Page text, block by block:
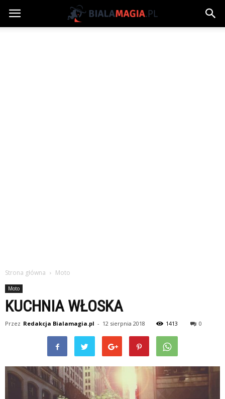
Strona główna Moto
Moto
KUCHNIA WŁOSKA
Przez Redakcja Bialamagia.pl - 12 sierpnia 2018 1413 0